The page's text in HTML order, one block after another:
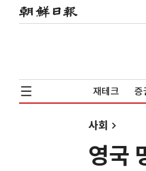
재테크 증
사회
영국